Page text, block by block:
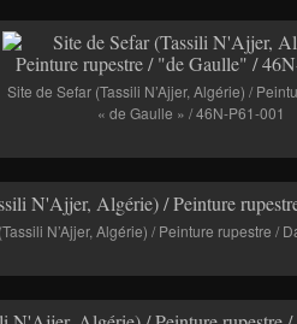
Site de Sefar (Tassili N’Ajjer, Algérie) /
« de Gaulle » / 46N-P61-001
N’Ajjer, Algérie) / Peinture rupestre /